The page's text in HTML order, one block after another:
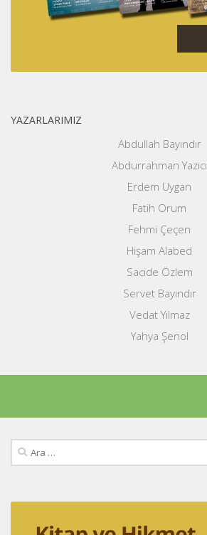
YAZARLARIMIZ
Abdullah Bayındır
Abdurrahman Yazıcı
Erdem Uygan
Fatih Orum
Fehmi Çeçen
Hişam Alabed
Sacide Özlem
Servet Bayındır
Vedat Yılmaz
Yahya Şenol
Arama: